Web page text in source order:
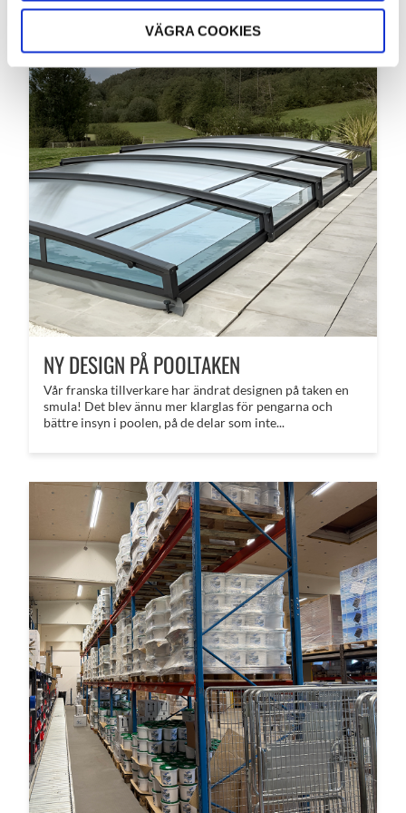
VÄGRA COOKIES
NY DESIGN PÅ POOLTAKEN
Vår franska tillverkare har ändrat designen på taken en
smula! Det blev ännu mer klarglas för pengarna och
bättre insyn i poolen, på de delar som inte...